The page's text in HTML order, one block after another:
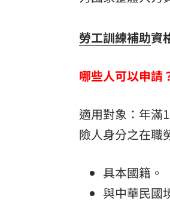
勞工訓練補助資
哪些人可以申請
適用對象：年滿
險人身分之在職
具本國籍。
與中華民國